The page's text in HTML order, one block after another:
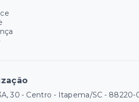
30 - Centro - Itapema/SC - 88220-